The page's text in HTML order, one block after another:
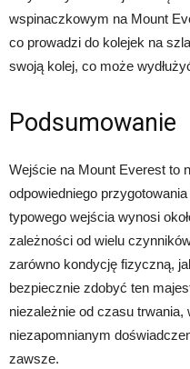
wspinaczkowym na Mount
co prowadzi do kolejek na
swoją kolej, co może
Podsumowanie
Wejście na Mount Everest to
odpowiedniego
typowego wejścia wynosi
zależności od wielu
zarówno kondycję fizyczną,
bezpiecznie zdobyć ten
niezależnie od czasu
niezapomnianym
zawsze.